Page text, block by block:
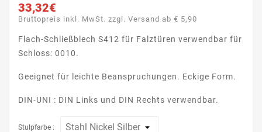
33,32€
Bruttopreis inkl. MwSt. zzgl. Versand ab € 5,90
Flach-Schließblech S412 für Falztüren verwendbar für
Schloss: 0010.
Geeignet für leichte Beanspruchungen. Eckige Form.
DIN-UNI : DIN Links und DIN Rechts verwendbar.
Stulpfarbe :